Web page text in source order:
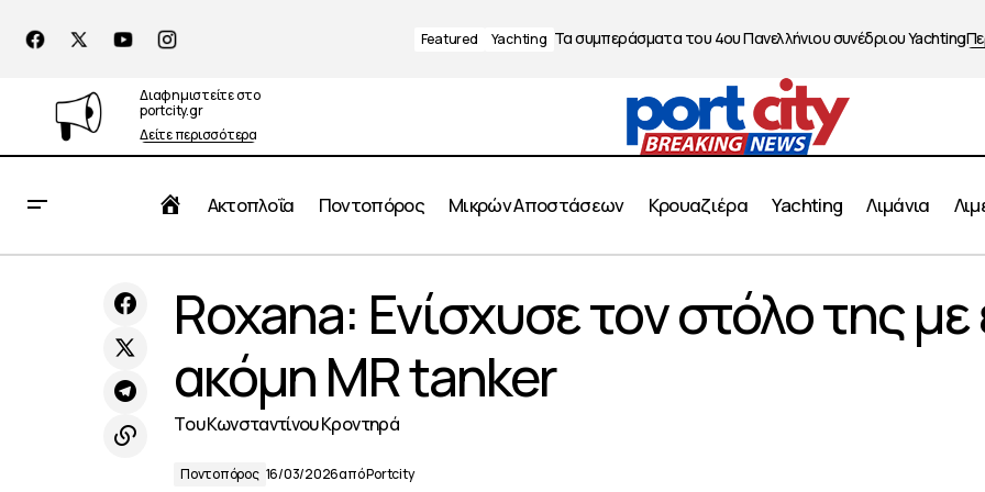
Featured Yachting Τα συμπεράσματα του 4ου Πανελλήνιου συνέδριου Yachting
Διαφημιστείτε στο
portcity.gr
Δείτε περισσότερα
Αρχική
Ακτοπλοΐα Ποντοπόρος Μικρών Αποστάσεων Κρουαζιέρα Yachting Λιμάνια
Roxana: Ενίσχυσε τον στόλο της με ένα ακόμη MR
Roxana: Ενίσχυσε τον στόλο της με
ακόμη MR tanker
Tου Κωνσταντίνου Κροντηρά
Ποντοπόρος 16/03/2026απόPortcity